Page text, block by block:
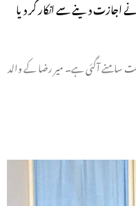
اجازت دینے سے انکار کر دیا
سامنے آگئی ہے۔ میر رضا کے والد